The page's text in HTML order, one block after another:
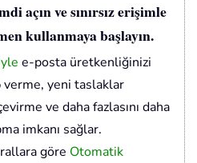
açın ve sınırsız erişimle
kullanmaya başlayın.
e-posta üretkenliğinizi
verme, yeni taslaklar
ve daha fazlasını daha
imkanı sağlar.
göre Otomatik